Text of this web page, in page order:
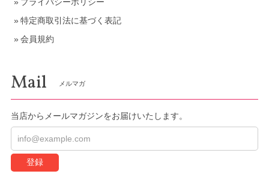
特定商取引法に基づく表記
会員規約
Mail メルマガ
当店からメールマガジンをお届けいたします。
登録